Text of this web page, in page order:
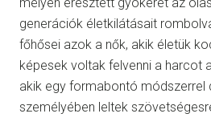
mélyen eresztett gyökeret az
generációk életkilátásait
főhősei azok a nők, akik életük
képesek voltak felvenni a harcot
akik egy formabontó módszerrel
személyében leltek